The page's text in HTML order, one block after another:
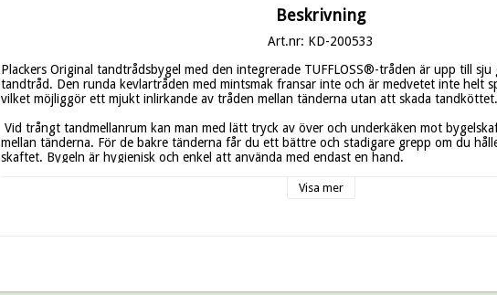
Beskrivning
Art.nr: KD-200533
Plackers Original tandtrådsbygel med den integrerade TUFFLOSS®-tråden är upp till
tandtråd. Den runda kevlartråden med mintsmak fransar inte och är medvetet inte helt
vilket möjliggör ett mjukt inlirkande av tråden mellan tänderna utan att skada tandköttet.
mellan tänderna. För de bakre tänderna får du ett bättre och stadigare grepp om du
skaftet. Bygeln är hygienisk och enkel att använda med endast en hand.
Visa mer